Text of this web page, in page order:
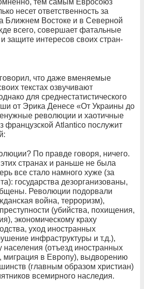
несет ответственность за
Ближнем Востоке и в Северной
всего, совершает фатальные
защите интересов своих стран-
что даже вменяемые
текстах озвучивают
для среднестатистического
от Эрика Денесе «От Украины до
революции и хаотичные
французской Atlantico послужит
По правде говоря, ничего.
странах и раньше не была
все стало намного хуже (за
государства дезорганизованы,
Революции подорвали
война, терроризм),
(убийства, похищения,
экономическому краху
уход иностранных
инфраструктуры и т.д.),
населения (отъезд иностранных
миграция в Европу), выдворению
(главным образом христиан)
всемирного наследия.